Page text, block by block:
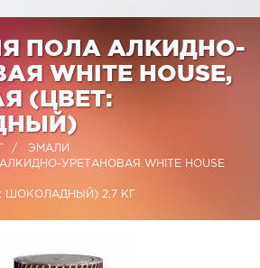
ПОЛА АЛКИДНО-
WHITE HOUSE,
(ЦВЕТ:
ЭМАЛИ
УРЕТАНОВАЯ WHITE HOUSE
ШОКОЛАДНЫЙ) 2,7 КГ